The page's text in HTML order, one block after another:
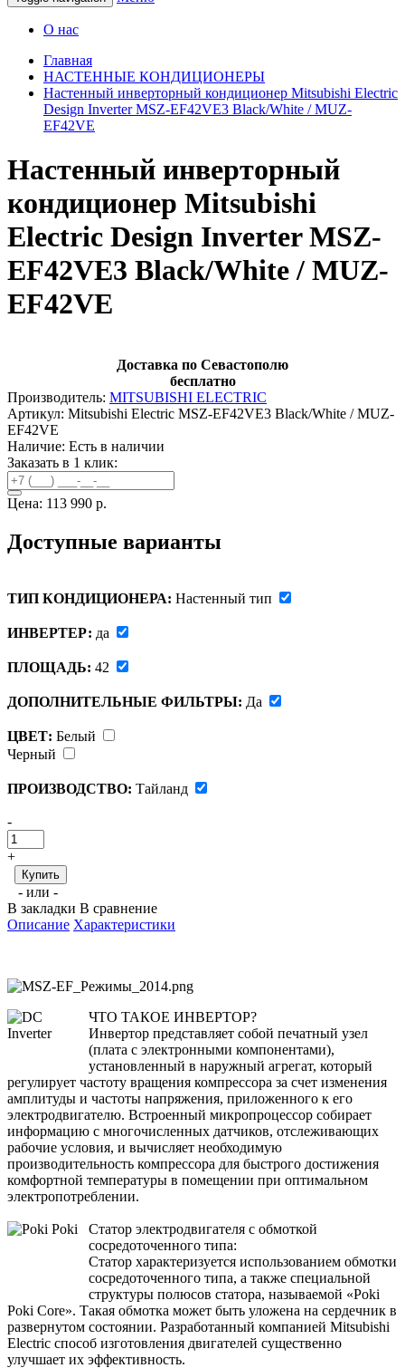
О нас
Главная
НАСТЕННЫЕ КОНДИЦИОНЕРЫ
Настенный инверторный кондиционер Mitsubishi Electric
Design Inverter MSZ-EF42VE3 Black/White / MUZ-
EF42VE
Настенный инверторный
кондиционер Mitsubishi
Electric Design Inverter MSZ-
EF42VE3 Black/White / MUZ-
EF42VE
Доставка по Севастополю
бесплатно
Производитель: MITSUBISHI ELECTRIC
Артикул: Mitsubishi Electric MSZ-EF42VE3 Black/White / MUZ-
EF42VE
Наличие: Есть в наличии
Заказать в 1 клик:
Цена: 113 990 р.
Доступные варианты
ТИП КОНДИЦИОНЕРА: Настенный тип
ИНВЕРТЕР: да
ПЛОЩАДЬ: 42
ДОПОЛНИТЕЛЬНЫЕ ФИЛЬТРЫ: Да
ЦВЕТ: Белый
Черный
ПРОИЗВОДСТВО: Тайланд
-
+
- или -
В закладки В сравнение
Описание Характеристики
ЧТО ТАКОЕ ИНВЕРТОР?
Инвертор представляет собой печатный узел
(плата с электронными компонентами),
установленный в наружный агрегат, который
регулирует частоту вращения компрессора за счет изменения
амплитуды и частоты напряжения, приложенного к его
электродвигателю. Встроенный микропроцессор собирает
информацию с многочисленных датчиков, отслеживающих
рабочие условия, и вычисляет необходимую
производительность компрессора для быстрого достижения
комфортной температуры в помещении при оптимальном
электропотреблении.
Статор электродвигателя с обмоткой
сосредоточенного типа:
Статор характеризуется использованием обмотки
сосредоточенного типа, а также специальной
структуры полюсов статора, называемой «Poki
Poki Core». Такая обмотка может быть уложена на сердечник в
развернутом состоянии. Разработанный компанией Mitsubishi
Electric способ изготовления двигателей существенно
улучшает их эффективность.